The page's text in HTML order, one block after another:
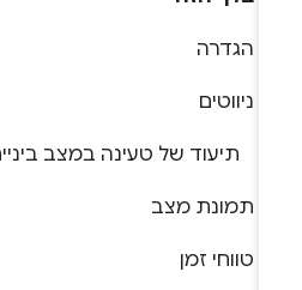
הגדרה
ניווטים
תיעוד של טעינה במצב ביניים
תמונת מצב
טווחי זמן